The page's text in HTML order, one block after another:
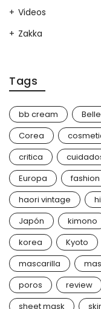
Videos
Zakka
Tags
bb cream
Corea
critica
Europa
fashion
haori vintage
Japón
kimono
korea
Kyoto
mascarilla
poros
review
sheet mask